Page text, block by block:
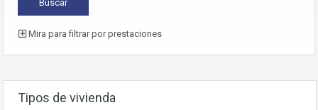
Mira para filtrar por prestaciones
Tipos de vivienda